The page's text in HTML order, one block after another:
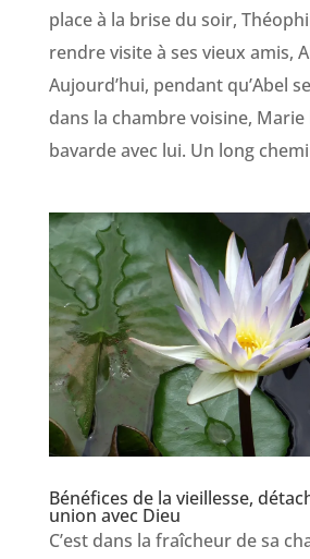
place à la brise du soir,
rendre visite à ses vieux amis,
Aujourd’hui, pendant qu’Abel
dans la chambre voisine, Marie
bavarde avec lui. Un long
Bénéfices de la vieillesse,
union avec Dieu
C’est dans la fraîcheur de sa